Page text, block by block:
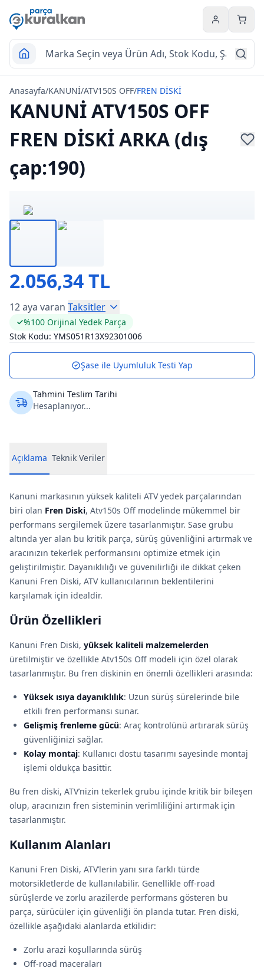
Hesabım
Anasayfa/KANUNİ/ATV150S OFF/FREN DİSKİ
KANUNİ ATV150S OFF
FREN DİSKİ ARKA (dış
çap:190)
2.056,34 TL
12 aya varan Taksitler
%100 Orijinal Yedek Parça
Stok Kodu: YMS051R13X92301006
Şase ile Uyumluluk Testi Yap
Tahmini Teslim Tarihi
Hesaplanıyor...
Açıklama Teknik Veriler
Kanuni markasının yüksek kaliteli ATV yedek parçalarından
biri olan Fren Diski, Atv150s Off modelinde mükemmel bir
performans sergilemek üzere tasarlanmıştır. Sase grubu
altında yer alan bu kritik parça, sürüş güvenliğini artırmak ve
aracınızın tekerlek performansını optimize etmek için
geliştirilmiştir. Dayanıklılığı ve güvenilirliği ile dikkat çeken
Kanuni Fren Diski, ATV kullanıcılarının beklentilerini
karşılamak için idealdir.
Ürün Özellikleri
Kanuni Fren Diski, yüksek kaliteli malzemelerden
üretilmiştir ve özellikle Atv150s Off modeli için özel olarak
tasarlanmıştır. Bu fren diskinin en önemli özellikleri arasında:
Yüksek ısıya dayanıklılık: Uzun sürüş sürelerinde bile
etkili fren performansı sunar.
Gelişmiş frenleme gücü: Araç kontrolünü artırarak sürüş
güvenliğinizi sağlar.
Kolay montaj: Kullanıcı dostu tasarımı sayesinde montaj
işlemi oldukça basittir.
Bu fren diski, ATV’nizin tekerlek grubu içinde kritik bir bileşen
olup, aracınızın fren sisteminin verimliliğini artırmak için
tasarlanmıştır.
Kullanım Alanları
Kanuni Fren Diski, ATV’lerin yanı sıra farklı türde
motorsikletlerde de kullanılabilir. Genellikle off-road
sürüşlerde ve zorlu arazilerde performans gösteren bu
parça, sürücüler için güvenliği ön planda tutar. Fren diski,
özellikle aşağıdaki alanlarda etkilidir:
Zorlu arazi koşullarında sürüş
Off-road maceraları